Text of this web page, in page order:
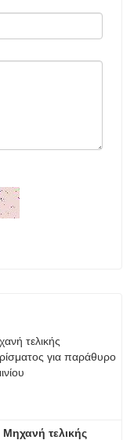
Μηχανή τελικής